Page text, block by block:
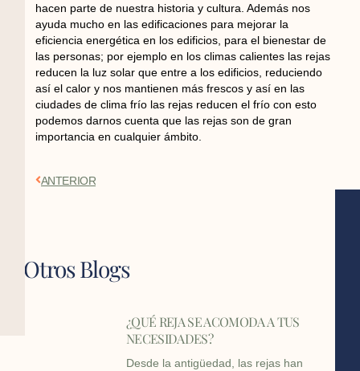
hacen parte de nuestra historia y cultura. Además nos
ayuda mucho en las edificaciones para mejorar la
eficiencia energética en los edificios, para el bienestar de
las personas; por ejemplo en los climas calientes las rejas
reducen la luz solar que entre a los edificios, reduciendo
así el calor y nos mantienen más frescos y así en las
ciudades de clima frío las rejas reducen el frío con esto
podemos darnos cuenta que las rejas son de gran
importancia en cualquier ámbito.
ANTERIOR
Otros Blogs
¿QUÉ REJA SE ACOMODA A TUS
NECESIDADES?
Desde la antigüedad, las rejas han